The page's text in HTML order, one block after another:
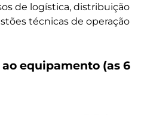
de logística, distribuição
técnicas de operação
equipamento (as 6